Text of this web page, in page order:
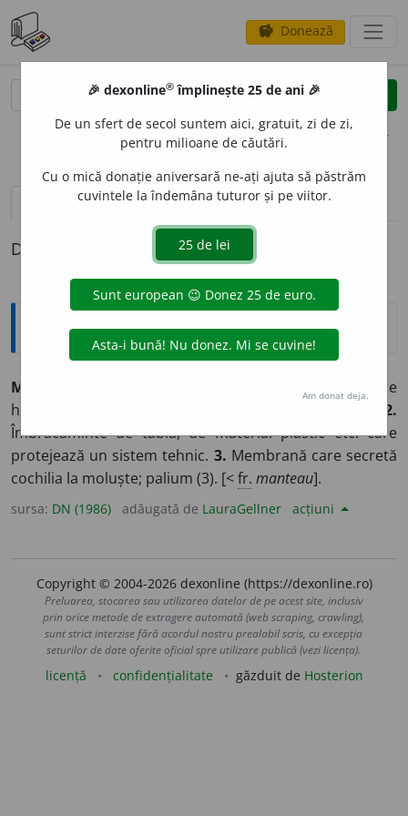
savings Donează
clear
opțiuni
definiții (1) pronunțievolume_up (18)
Definiția cu ID-ul 416908:
Explicative DEX
MANT
Haină lungă care se poartă peste celelalte
haine pentru a apăra de frig, de ploaie etc. ♦ Mantă.
2.
Îmbrăcăminte de tablă, de material plastic etc. care
protejează un sistem tehnic. 3. Membrană care secretă
cochilia la moluște; palium (3). [<fr. manteau].
sursa: DN (1986) adăugată de LauraGellner acțiuni
Copyright © 2004-2026 dexonline (https://dexonline.ro)
Preluarea, stocarea sau utilizarea datelor de pe acest site, inclusiv
prin orice metode de extragere automată (web scraping, crawling),
sunt strict interzise fără acordul nostru prealabil scris, cu excepția
seturilor de date oferite oficial spre utilizare publică (vezi licența).
licență confidențialitate găzduit de Hosterion
🎉 dexonline® împlinește 25 de ani 🎉
De un sfert de secol suntem aici, gratuit, zi de zi,
pentru milioane de căutări.
Cu o mică donație aniversară ne-ați ajuta să păstrăm
cuvintele la îndemâna tuturor și pe viitor.
Am donat deja.